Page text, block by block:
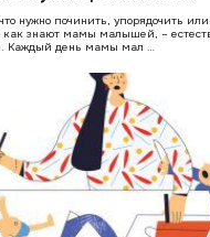
нужно починить, упорядочить
как знают мамы малышей, –
Каждый день мамы мал …